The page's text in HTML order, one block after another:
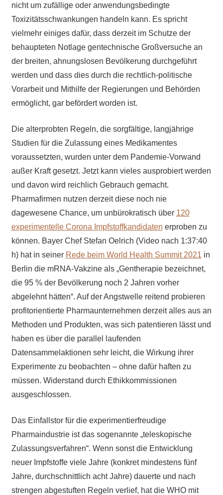
nicht um zufällige oder anwendungsbedingte
Toxizitätsschwankungen handeln kann. Es spricht
vielmehr einiges dafür, dass derzeit im Schutze der
behaupteten Notlage gentechnische Großversuche an
der breiten, ahnungslosen Bevölkerung durchgeführt
werden und dass dies durch die rechtlich-politische
Vorarbeit und Mithilfe der Regierungen und Behörden
ermöglicht, gar befördert worden ist.
Die alterprobten Regeln, die sorgfältige, langjährige
Studien für die Zulassung eines Medikamentes
voraussetzten, wurden unter dem Pandemie-Vorwand
außer Kraft gesetzt. Jetzt kann vieles ausprobiert werden
und davon wird reichlich Gebrauch gemacht.
Pharmafirmen nutzen derzeit diese noch nie
dagewesene Chance, um unbürokratisch über 120
experimentelle Corona Impfstoffkandidaten erproben zu
können. Bayer Chef Stefan Oelrich (Video nach 1:37:40
h) hat in seiner Rede beim World Health Summit 2021 in
Berlin die mRNA-Vakzine als „Gentherapie bezeichnet,
die 95 % der Bevölkerung noch 2 Jahren vorher
abgelehnt hätten“. Auf der Angstwelle reitend probieren
profitorientierte Pharmaunternehmen derzeit alles aus an
Methoden und Produkten, was sich patentieren lässt und
haben es über die parallel laufenden
Datensammelaktionen sehr leicht, die Wirkung ihrer
Experimente zu beobachten – ohne dafür haften zu
müssen. Widerstand durch Ethikkommissionen
ausgeschlossen.
Das Einfallstor für die experimentierfreudige
Pharmaindustrie ist das sogenannte „teleskopische
Zulassungsverfahren“. Wenn sonst die Entwicklung
neuer Impfstoffe viele Jahre (konkret mindestens fünf
Jahre, durchschnittlich acht Jahre) dauerte und nach
strengen abgestuften Regeln verlief, hat die WHO mit